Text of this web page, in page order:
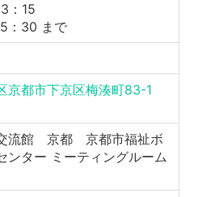
：15
：30 まで
京都市下京区梅湊町83-1
流館 京都 京都市福祉ボ
ンター ミーティングルーム